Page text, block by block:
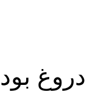
دروغ